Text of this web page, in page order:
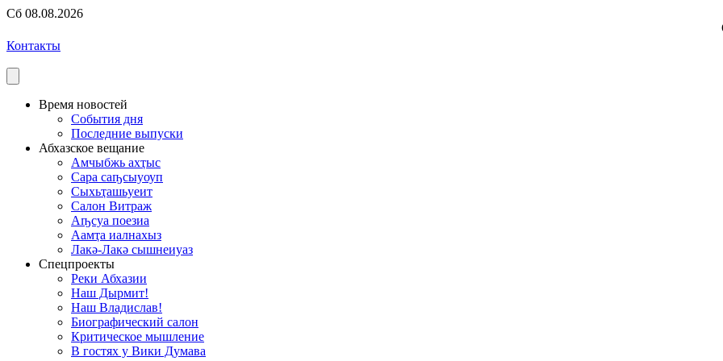
Сб 08.08.2026
Контакты
Время новостей
События дня
Последние выпуски
Абхазское вещание
Амчыбжь ахҭыс
Сара саҧсыуоуп
Сыхьҭашьуеит
Салон Витраж
Аҧсуа поезиа
Аамҭа иалнахыз
Лакә-Лакә сышнеиуаз
Спецпроекты
Реки Абхазии
Наш Дырмит!
Наш Владислав!
Биографический салон
Критическое мышление
В гостях у Вики Думава